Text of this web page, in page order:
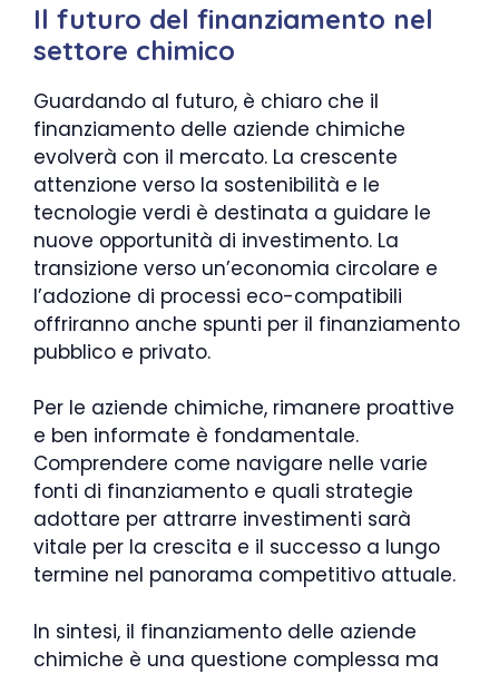
Il futuro del finanziamento nel
settore chimico
Guardando al futuro, è chiaro che il
finanziamento delle aziende chimiche
evolverà con il mercato. La crescente
attenzione verso la sostenibilità e le
tecnologie verdi è destinata a guidare le
nuove opportunità di investimento. La
transizione verso un’economia circolare e
l’adozione di processi eco-compatibili
offriranno anche spunti per il finanziamento
pubblico e privato.
Per le aziende chimiche, rimanere proattive
e ben informate è fondamentale.
Comprendere come navigare nelle varie
fonti di finanziamento e quali strategie
adottare per attrarre investimenti sarà
vitale per la crescita e il successo a lungo
termine nel panorama competitivo attuale.
In sintesi, il finanziamento delle aziende
chimiche è una questione complessa ma